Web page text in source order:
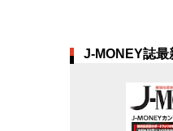
J-MONEY誌最